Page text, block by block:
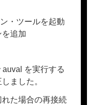
・ツールを起動
追加
を実行する
ました。
た場合の再接続